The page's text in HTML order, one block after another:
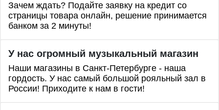
Зачем ждать? Подайте заявку на кредит со
страницы товара онлайн, решение принимается
банком за 2 минуты!
У нас огромный музыкальный магазин
Наши магазины в Санкт-Петербурге - наша
гордость. У нас самый большой рояльный зал в
России! Приходите к нам в гости!